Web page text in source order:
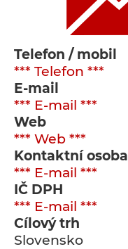
Telefon / mobil
*** Telefon ***
E-mail
*** E-mail ***
Web
*** Web ***
Kontaktní osoba
*** E-mail ***
IČ DPH
*** E-mail ***
Cílový trh
Slovensko